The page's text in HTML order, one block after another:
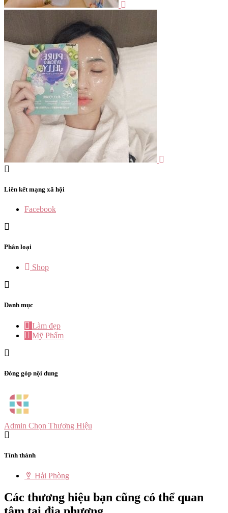
Liên kết mạng xã hội
Facebook
Phân loại
Shop
Danh mục
Làm đẹp
Mỹ Phẩm
Đóng góp nội dung
Admin Chọn Thương Hiệu
Tỉnh thành
Hải Phòng
Các thương hiệu bạn cũng có thể quan